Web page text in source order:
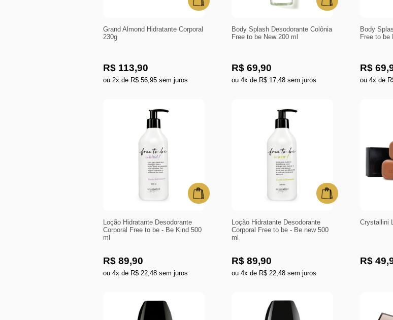
Grand Almond Hidratante Corporal
230g
R$ 113,90
ou 2x de R$ 56,95 sem juros
Body Splash Desodorante Colônia
Free to be New 200 ml
R$ 69,90
ou 4x de R$ 17,48 sem juros
Body
Free to be
R$
ou 4x de
Loção Hidratante Desodorante
Corporal Free to be - Be Kind 500
ml
R$ 89,90
ou 4x de R$ 22,48 sem juros
Loção Hidratante Desodorante
Corporal Free to be - Be new 500
ml
R$ 89,90
ou 4x de R$ 22,48 sem juros
Crystallini
R$